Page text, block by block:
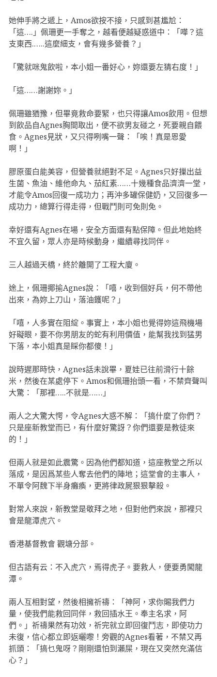
她伸手將之遞上，Amos欲按不接，只感到甚尷尬：
「這….」佩珊更一手奪之，越看便越疑惑道中：「嘩？這
支東西.…..這麼細支，會有幾多營養？」
「驚就咪鬼飲啦，本小姐一番好心，妳還要左猜右度！」
「這……謝謝妳。」
佩珊雖猶豫，但畢竟救命要緊，也只得讓Amos飲用。但想
到飲品自Agnes胸間取出，便不欲男友碰之，死要親自餵
食。Agnes見狀，又只得咧嘴一聲：「唉！真是恩愛
啊！」
膠原蛋白能美容，但營養就絕對不足。Agnes只好摷出益
生菌、魚油、維他命丸、茄紅素……十幾種食品濟濟一堂，
才能令Amos回復一成功力；再沖多罐保健奶，又回復多一
成功力，總算行得走得，但戰鬥則可免則免。
幸好還有Agnes在場，安全方面還有點保障。但此地始終
不宜久留，眾人亦是時候動身，繼續尋找同伴。
三人越過天橋，終於離開了工程大廈。
途上，佩珊揶揄Agnes說：「嘻，收到個好兵，何不帶他
出來，為妳上刀山，落油鑊呢？」
「嘻，人多實在阻綻。事實上，本小姐也覺得妳這飛機場
好礙眼，要不你男朋友的蛇有利用價值，能幫我找到猛男
下落，本小姐真是睬你都傻！」
說時遲那時快，Agnes話未說畢，夏娃已往前滑行十餘
米，然後在某處停下。Amos和佩珊抬頭一看，不禁齊聲叫
大驚：「那裡…..不就是……」
兩人之大驚大愕，令Agnes大惑不解：「搞什麼了你們？
只是座新教堂而已，有什麼好驚訝？你們還要是教徒來
的！」
但兩人就是如此震驚。因為他們都知道，這座教堂之所以
落成，是因爲某些人奪去他們的陣地；這堂會的主事人，
不單令阿魏下半身癱瘓，更將律政屍狠狠擊殺。
對常人來說，新教堂是敬拜之地，但對他們來說，那裡只
會是龍潭虎穴。
香港基督教會 觀塘分部。
但古語有云：不入虎穴，焉得虎子。要救人，便要勇闖龍
潭。
兩人互相對望，然後相擁祈禱：「神阿，求你賜我們力
量，使我們能救回同伴，救回插水王。奉主名求，阿
們。」祈禱果然有功效，祈完就立即回復鬥志，即使功力
未復，信心都立即返曬嚟！旁觀的Agnes看著，不禁又再
抓頭：「搞乜鬼呀？剛剛還怕到瀨屎，現在又突然充滿信
心？」